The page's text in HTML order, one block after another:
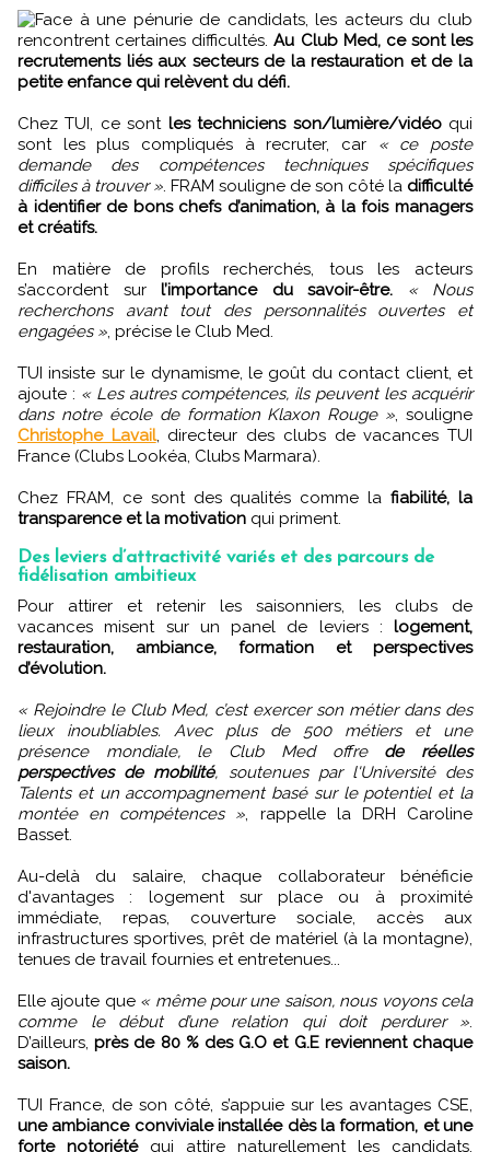
Face à une pénurie de candidats, les acteurs du club
rencontrent certaines difficultés.Au Club Med, ce sont les
recrutements liés aux secteurs de la restauration et de la
petite enfance qui relèvent du défi.
Chez TUI, ce sont les techniciens son/lumière/vidéoqui
sont les plus compliqués à recruter, car « ce poste
demande des compétences techniques spécifiques
difficiles à trouver ». FRAM souligne de son côté la difficulté
à identifier de bons chefs d’animation, à la fois managers
et créatifs.
En matière de profils recherchés, tous les acteurs
s’accordent sur l’importance du savoir-être.
« Nous
recherchons avant tout des personnalités ouvertes et
engagées », précise le Club Med.
TUI insiste sur le dynamisme, le goût du contact client, et
ajoute : « Les autres compétences, ils peuvent les acquérir
dans notre école de formation Klaxon Rouge », souligne
Christophe Lavail, directeur des clubs de vacances TUI
France (Clubs Lookéa, Clubs Marmara).
Chez FRAM, ce sont des qualités comme lafiabilité, la
transparence et la motivation qui priment.
Des leviers d’attractivité variés et des parcours de
fidélisation ambitieux
Pour attirer et retenir les saisonniers, les clubs de
vacances misent sur un panel de leviers : logement,
restauration, ambiance, formation et perspectives
d’évolution.
« Rejoindre le Club Med, c’est exercer son métier dans des
lieux inoubliables. Avec plus de 500 métiers et une
présence mondiale, le Club Med offre de réelles
perspectives de mobilité, soutenues par l'Université des
Talents et un accompagnement basé sur le potentiel et la
montée en compétences », rappelle la DRH Caroline
Basset.
Au-delà du salaire, chaque collaborateur bénéficie
d'avantages : logement sur place ou à proximité
immédiate, repas, couverture sociale, accès aux
infrastructures sportives, prêt de matériel (à la montagne),
tenues de travail fournies et entretenues...
Elle ajoute que « même pour une saison, nous voyons cela
comme le début d’une relation qui doit perdurer ».
D’ailleurs,près de 80 % des G.O et G.E reviennent chaque
saison.
TUI France, de son côté, s’appuie sur les avantages CSE,
une ambiance conviviale installée dès la formation, et une
forte notoriétéqui attire naturellement les candidats.